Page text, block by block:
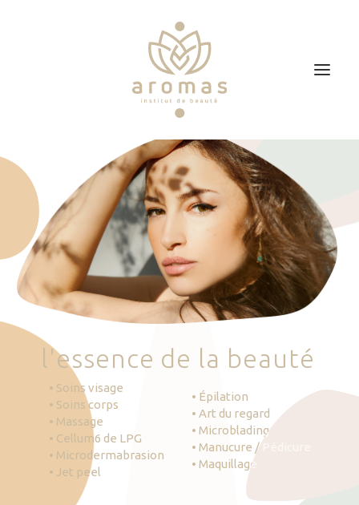
Soins
Je veux faire un bon cadeau
Plan d’accès
Prendre RDV
'essence de la beauté
• Soins visage
• Soins corps
• Massage
• Cellum6 de LPG
• Microdermabrasion
• Jet peel
• Épilation
• Art du regard
• Microblading
• Manucure / Pédicure
• Maquillage